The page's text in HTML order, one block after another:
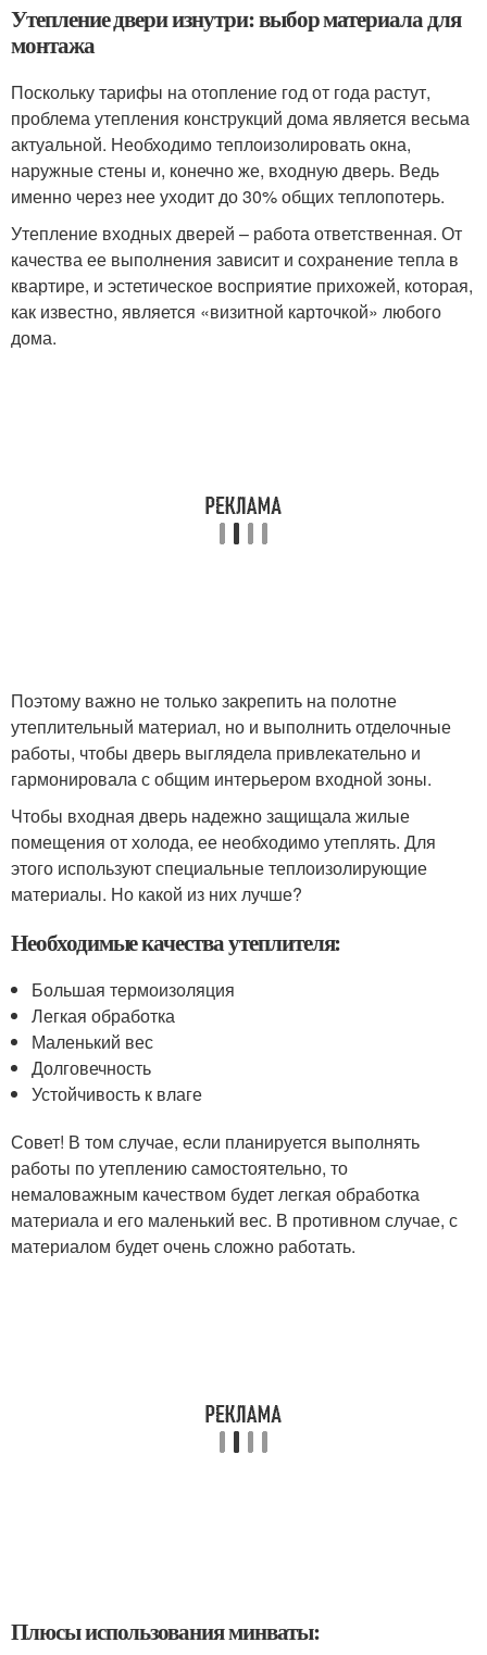
Утепление двери изнутри: выбор материала для
монтажа
Поскольку тарифы на отопление год от года растут,
проблема утепления конструкций дома является весьма
актуальной. Необходимо теплоизолировать окна,
наружные стены и, конечно же, входную дверь. Ведь
именно через нее уходит до 30% общих теплопотерь.
Утепление входных дверей – работа ответственная. От
качества ее выполнения зависит и сохранение тепла в
квартире, и эстетическое восприятие прихожей, которая,
как известно, является «визитной карточкой» любого
дома.
Поэтому важно не только закрепить на полотне
утеплительный материал, но и выполнить отделочные
работы, чтобы дверь выглядела привлекательно и
гармонировала с общим интерьером входной зоны.
Чтобы входная дверь надежно защищала жилые
помещения от холода, ее необходимо утеплять. Для
этого используют специальные теплоизолирующие
материалы. Но какой из них лучше?
Необходимые качества утеплителя:
Большая термоизоляция
Легкая обработка
Маленький вес
Долговечность
Устойчивость к влаге
Совет! В том случае, если планируется выполнять
работы по утеплению самостоятельно, то
немаловажным качеством будет легкая обработка
материала и его маленький вес. В противном случае, с
материалом будет очень сложно работать.
Плюсы использования минваты: